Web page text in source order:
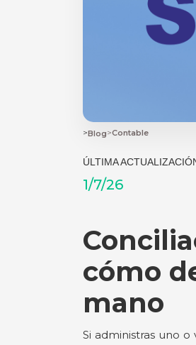
>Blog>Contable
ÚLTIMA
1/7/26
cómo
mano
Si administras uno